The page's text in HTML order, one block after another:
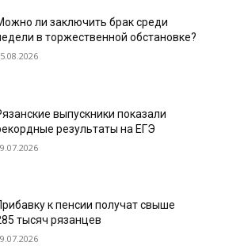
ли заключить брак среди
в торжественной обстановке?
выпускники показали
результаты на ЕГЭ
к пенсии получат свыше
тысяч рязанцев